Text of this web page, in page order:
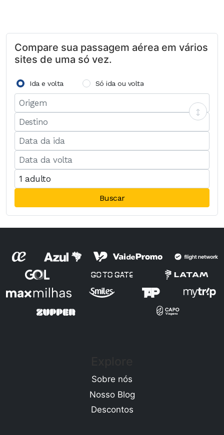
Compare sua passagem aérea em vários
sites de uma só vez.
Ida e volta Só ida ou volta
Buscar
Sobre nós
Nosso Blog
Descontos